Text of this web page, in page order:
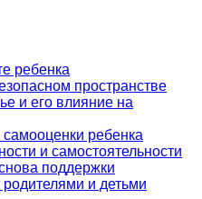
ребенка
пространстве
и его влияние на
ребенка
и самостоятельности
поддержки
и детьми